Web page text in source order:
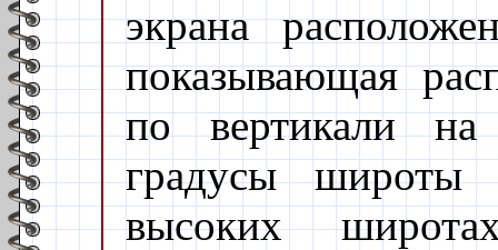
экрана
показывающая
по вертикали
градусы
высоких